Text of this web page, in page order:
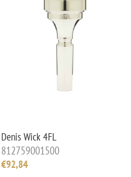
Denis Wick 4FL
812759001500
€92,84